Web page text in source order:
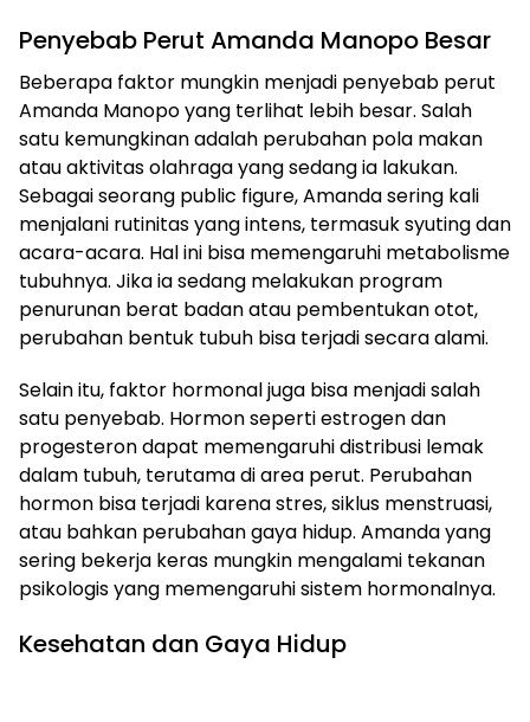
Penyebab Perut Amanda Manopo Besar
Beberapa faktor mungkin menjadi penyebab perut
Amanda Manopo yang terlihat lebih besar. Salah
satu kemungkinan adalah perubahan pola makan
atau aktivitas olahraga yang sedang ia lakukan.
Sebagai seorang public figure, Amanda sering kali
menjalani rutinitas yang intens, termasuk syuting dan
acara-acara. Hal ini bisa memengaruhi metabolisme
tubuhnya. Jika ia sedang melakukan program
penurunan berat badan atau pembentukan otot,
perubahan bentuk tubuh bisa terjadi secara alami.
Selain itu, faktor hormonal juga bisa menjadi salah
satu penyebab. Hormon seperti estrogen dan
progesteron dapat memengaruhi distribusi lemak
dalam tubuh, terutama di area perut. Perubahan
hormon bisa terjadi karena stres, siklus menstruasi,
atau bahkan perubahan gaya hidup. Amanda yang
sering bekerja keras mungkin mengalami tekanan
psikologis yang memengaruhi sistem hormonalnya.
Kesehatan dan Gaya Hidup